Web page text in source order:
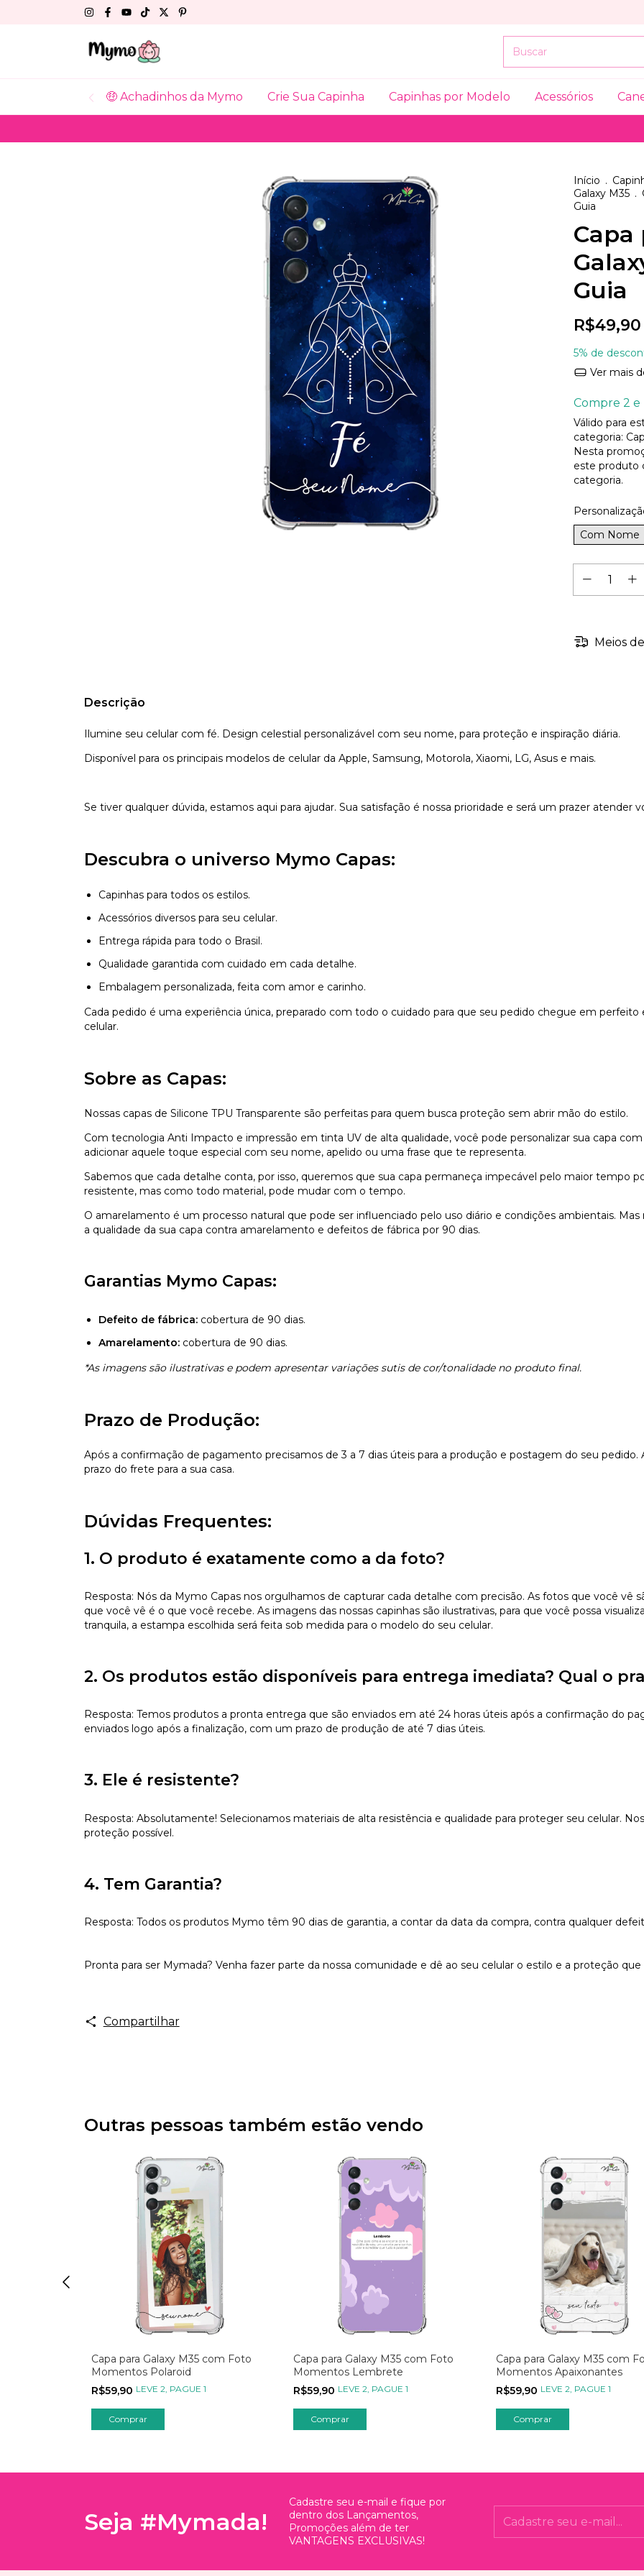
🤑 Achadinhos da Mymo Crie Sua Capinha Capinhas por Modelo Acessórios
Início .
Galaxy M35 .
Guia
Capa
Guia
R$49,90
5% de
Ver mais
Compre 2 e
Válido para
categoria:
Nesta
este produto
categoria.
Com Nome
Meios
Descrição
Ilumine seu celular com fé. Design celestial personalizável com seu nome, para proteção e inspiração diária.
Disponível para os principais modelos de celular da Apple, Samsung, Motorola, Xiaomi, LG, Asus e mais.
Se tiver qualquer dúvida, estamos aqui para ajudar. Sua satisfação é nossa prioridade e será um prazer atender
Descubra o universo Mymo Capas:
Capinhas para todos os estilos.
Acessórios diversos para seu celular.
Entrega rápida para todo o Brasil.
Qualidade garantida com cuidado em cada detalhe.
Embalagem personalizada, feita com amor e carinho.
Cada pedido é uma experiência única, preparado com todo o cuidado para que seu pedido chegue em
celular.
Sobre as Capas:
Nossas capas de Silicone TPU Transparente são perfeitas para quem busca proteção sem abrir mão do estilo.
Com tecnologia Anti Impacto e impressão em tinta UV de alta qualidade, você pode personalizar sua capa
adicionar aquele toque especial com seu nome, apelido ou uma frase que te representa.
Sabemos que cada detalhe conta, por isso, queremos que sua capa permaneça impecável pelo maior tempo
resistente, mas como todo material, pode mudar com o tempo.
O amarelamento é um processo natural que pode ser influenciado pelo uso diário e condições ambientais.
a qualidade da sua capa contra amarelamento e defeitos de fábrica por 90 dias.
Garantias Mymo Capas:
Defeito de fábrica: cobertura de 90 dias.
Amarelamento: cobertura de 90 dias.
*As imagens são ilustrativas e podem apresentar variações sutis de cor/tonalidade no produto final.
Prazo de Produção:
Após a confirmação de pagamento precisamos de 3 a 7 dias úteis para a produção e postagem do seu
prazo do frete para a sua casa.
Dúvidas Frequentes:
1. O produto é exatamente como a da foto?
Resposta: Nós da Mymo Capas nos orgulhamos de capturar cada detalhe com precisão. As fotos que você vê
que você vê é o que você recebe. As imagens das nossas capinhas são ilustrativas, para que você possa
tranquila, a estampa escolhida será feita sob medida para o modelo do seu celular.
2. Os produtos estão disponíveis para entrega imediata? Qual o
Resposta: Temos produtos a pronta entrega que são enviados em até 24 horas úteis após a confirmação do
enviados logo após a finalização, com um prazo de produção de até 7 dias úteis.
3. Ele é resistente?
Resposta: Absolutamente! Selecionamos materiais de alta resistência e qualidade para proteger seu celular.
proteção possível.
4. Tem Garantia?
Resposta: Todos os produtos Mymo têm 90 dias de garantia, a contar da data da compra, contra qualquer
Pronta para ser Mymada? Venha fazer parte da nossa comunidade e dê ao seu celular o estilo e a proteção
Compartilhar
Outras pessoas também estão vendo
Capa para Galaxy M35 com Foto
Momentos Polaroid
R$59,90 LEVE 2, PAGUE 1
Capa para Galaxy M35 com Foto
Momentos Lembrete
R$59,90 LEVE 2, PAGUE 1
Capa para Galaxy M35 com
Momentos Apaixonantes
R$59,90 LEVE 2, PAGUE 1
Seja #Mymada!
Cadastre seu e-mail e fique por
dentro dos Lançamentos,
Promoções além de ter
VANTAGENS EXCLUSIVAS!